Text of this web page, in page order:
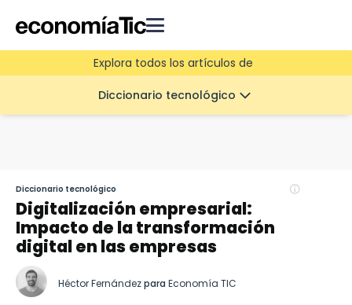
Explora todos los artículos de
Diccionario tecnológico
Diccionario tecnológico
Digitalización empresarial:
Impacto de la transformación
digital en las empresas
Héctor Fernándezpara Economía TIC